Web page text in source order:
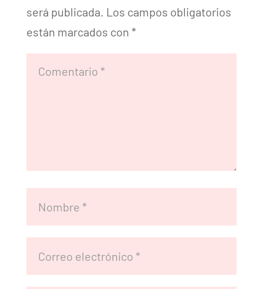
será publicada. Los campos obligatorios
están marcados con *